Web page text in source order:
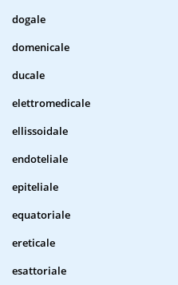
dogale
domenicale
ducale
elettromedicale
ellissoidale
endoteliale
epiteliale
equatoriale
ereticale
esattoriale